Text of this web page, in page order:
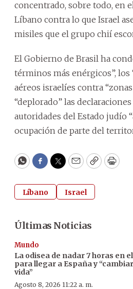
concentrado, sobre todo, en
Líbano contra lo que Israel
misiles que el grupo chií
El Gobierno de Brasil ha
términos más enérgicos”, los
aéreos israelíes contra
“deplorado” las
autoridades del Estado judío
ocupación de parte del
WhatsApp
Facebook
Twitter
EmailCopyPrint
Líbano Israel
Últimas Noticias
Mundo
La odisea de nadar 7 horas en
para llegar a España y
vida”
Agosto 8, 2026 11:22 a. m.